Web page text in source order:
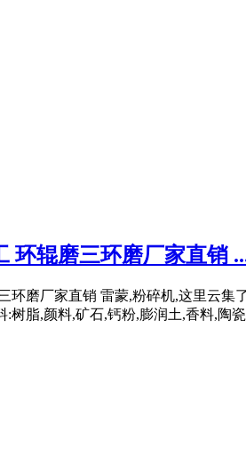
环辊磨三环磨厂家直销
环磨厂家直销 雷蒙,粉碎机,这里云
树脂,颜料,矿石,钙粉,膨润土,香料,陶